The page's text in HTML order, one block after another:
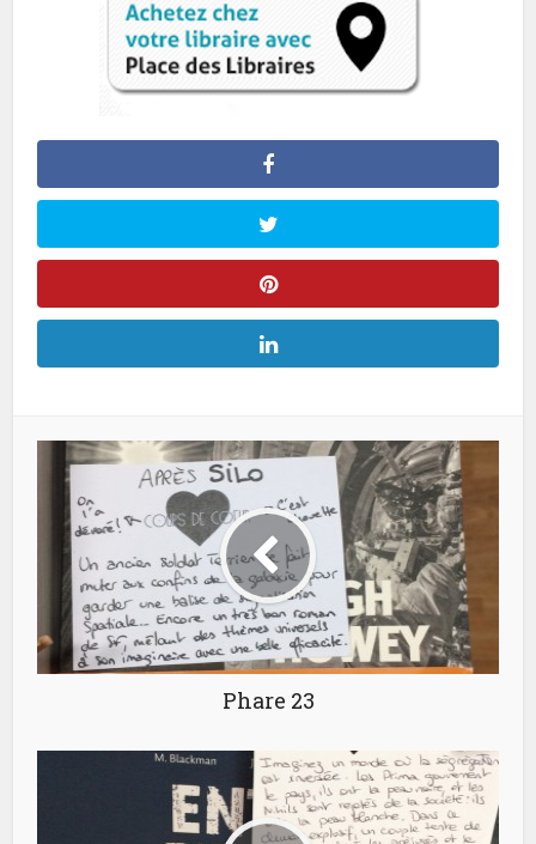
Phare 23